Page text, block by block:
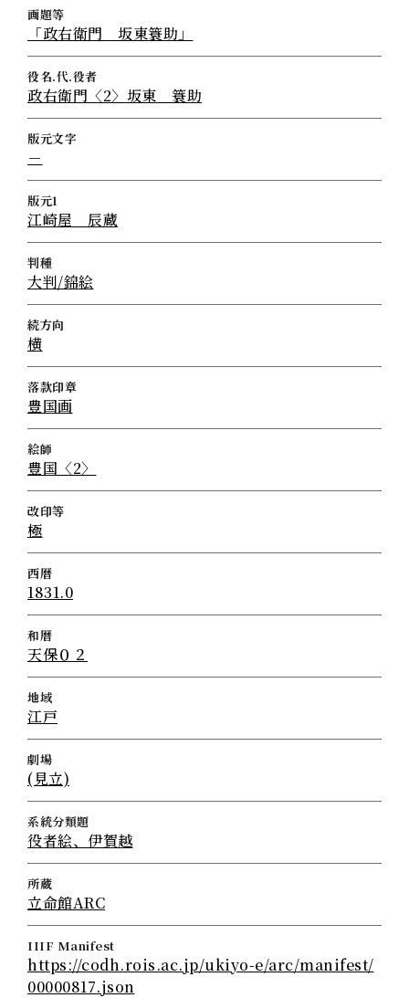
画題等
「政右衛門 坂東簑助」
役名.代.役者
政右衛門〈2〉坂東 簑助
版元文字
－
版元1
江崎屋 辰蔵
判種
大判/錦絵
続方向
横
落款印章
豊国画
絵師
豊国〈2〉
改印等
極
西暦
1831.0
和暦
天保０２
地域
江戸
劇場
(見立)
系統分類題
役者絵、伊賀越
所蔵
立命館ARC
IIIF Manifest
https://codh.rois.ac.jp/ukiyo-e/arc/manifest/
00000817.json